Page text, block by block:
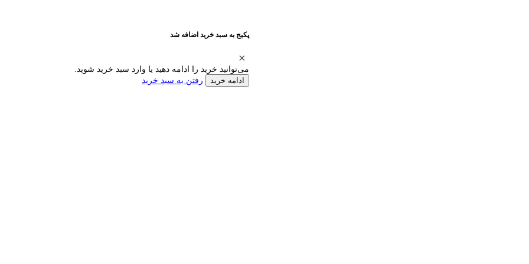
پکیج به سبد خرید اضافه شد
می‌توانید خرید را ادامه دهید یا وارد سبد خرید شوید.
ادامه خرید رفتن به سبد خرید